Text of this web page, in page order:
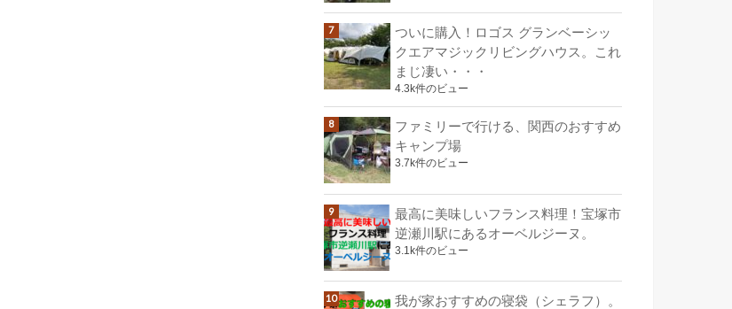
ついに購入！ロゴス グランベーシッ
クエアマジックリビングハウス。これ
まじ凄い・・・
4.3k件のビュー
ファミリーで行ける、関西のおすすめ
キャンプ場
3.7k件のビュー
最高に美味しいフランス料理！宝塚市
逆瀬川駅にあるオーベルジーヌ。
3.1k件のビュー
我が家おすすめの寝袋（シェラフ）。